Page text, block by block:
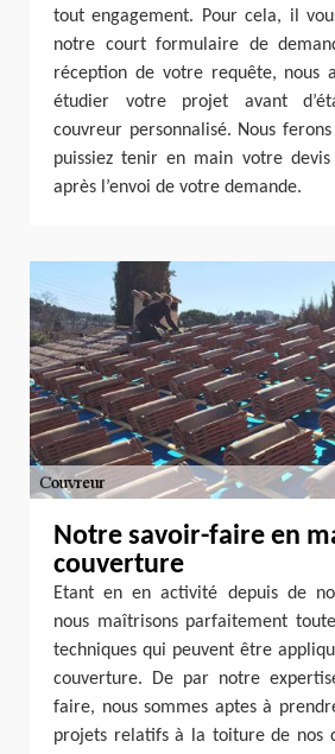
tout engagement. Pour cela, il
notre court formulaire de
réception de votre requête, nous
étudier votre projet avant
couvreur personnalisé. Nous
puissiez tenir en main votre
après l’envoi de votre demande.
Notre savoir-faire en
couverture
Etant en en activité depuis de
nous maîtrisons parfaitement
techniques qui peuvent être
couverture. De par notre
faire, nous sommes aptes à
projets relatifs à la toiture de nos